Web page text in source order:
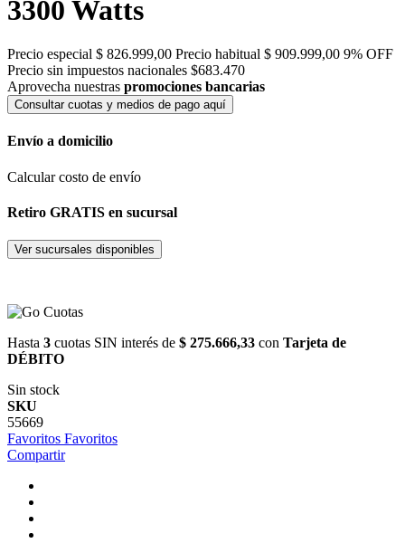
3300 Watts
Precio especial $ 826.999,00 Precio habitual $ 909.999,00 9% OFF
Precio sin impuestos nacionales $683.470
Aprovecha nuestras promociones bancarias
Consultar cuotas y medios de pago aquí
Envío a domicilio
Calcular costo de envío
Retiro GRATIS en sucursal
Ver sucursales disponibles
Hasta 3 cuotas SIN interés de $ 275.666,33 con Tarjeta de
DÉBITO
Sin stock
SKU
55669
Favoritos Favoritos
Compartir